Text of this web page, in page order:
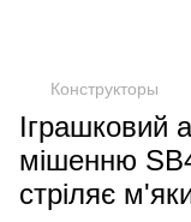
Конструкторы
Іграшковий
мішенню
стріляє